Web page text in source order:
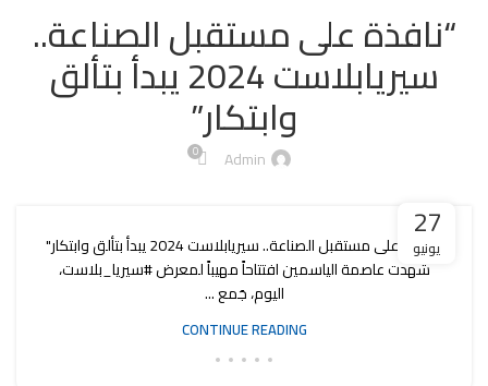
“نافذة على مستقبل الصناعة..
سيريابلاست 2024 يبدأ بتألق
وابتكار”
Admin
0
27
يونيو
"نافذة على مستقبل الصناعة.. سيريابلاست 2024 يبدأ بتألق وابتكار"
شهدت عاصمة الياسمين افتتاحاً مهيباً لمعرض #سيريا_بلاست،
اليوم، جَمع ...
CONTINUE READING